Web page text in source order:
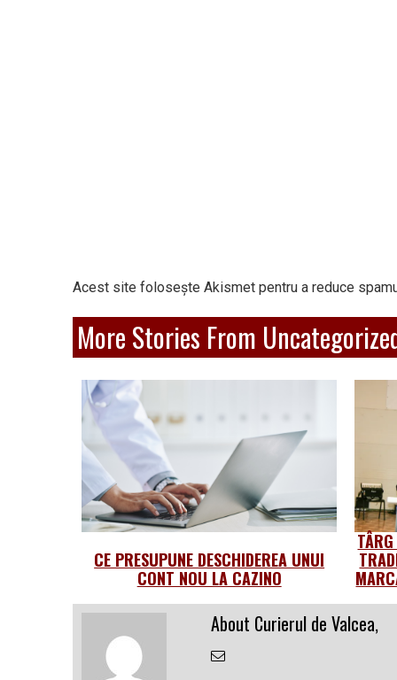
Acest site folosește Akismet pentru a reduce
More Stories From
CE PRESUPUNE DESCHIDEREA UNUI
CONT NOU LA CAZINO
About Curierul de Valcea,
Email